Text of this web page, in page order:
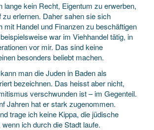
lange kein Recht, Eigentum zu erwerben,
zu erlernen. Daher sahen sie sich
mit Handel und Finanzen zu beschäftigen
war im Viehhandel tätig, in
vor mir. Das sind keine
besonders beliebt machen.
man die Juden in Baden als
bezeichnen. Das heisst aber nicht,
verschwunden ist – im Gegenteil.
Jahren hat er stark zugenommen.
trage ich keine Kippa, die jüdische
ich durch die Stadt laufe.